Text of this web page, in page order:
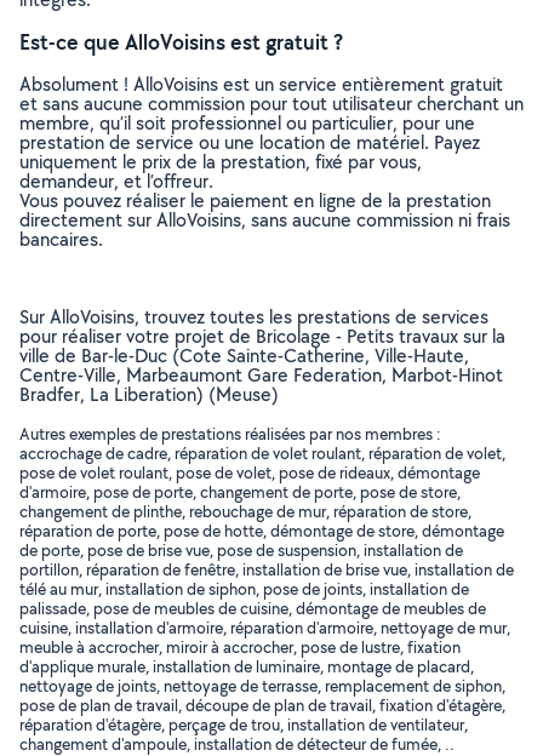
Est-ce que AlloVoisins est gratuit ?
Absolument ! AlloVoisins est un service entièrement gratuit
et sans aucune commission pour tout utilisateur cherchant un
membre, qu’il soit professionnel ou particulier, pour une
prestation de service ou une location de matériel. Payez
uniquement le prix de la prestation, fixé par vous,
demandeur, et l’offreur.
Vous pouvez réaliser le paiement en ligne de la prestation
directement sur AlloVoisins, sans aucune commission ni frais
bancaires.
Sur AlloVoisins, trouvez toutes les prestations de services
pour réaliser votre projet de Bricolage - Petits travaux sur la
ville de Bar-le-Duc (Cote Sainte-Catherine, Ville-Haute,
Centre-Ville, Marbeaumont Gare Federation, Marbot-Hinot
Bradfer, La Liberation) (Meuse)
Autres exemples de prestations réalisées par nos membres :
accrochage de cadre, réparation de volet roulant, réparation de volet,
pose de volet roulant, pose de volet, pose de rideaux, démontage
d'armoire, pose de porte, changement de porte, pose de store,
changement de plinthe, rebouchage de mur, réparation de store,
réparation de porte, pose de hotte, démontage de store, démontage
de porte, pose de brise vue, pose de suspension, installation de
portillon, réparation de fenêtre, installation de brise vue, installation de
télé au mur, installation de siphon, pose de joints, installation de
palissade, pose de meubles de cuisine, démontage de meubles de
cuisine, installation d'armoire, réparation d'armoire, nettoyage de mur,
meuble à accrocher, miroir à accrocher, pose de lustre, fixation
d'applique murale, installation de luminaire, montage de placard,
nettoyage de joints, nettoyage de terrasse, remplacement de siphon,
pose de plan de travail, découpe de plan de travail, fixation d'étagère,
réparation d'étagère, perçage de trou, installation de ventilateur,
changement d'ampoule, installation de détecteur de fumée, ..